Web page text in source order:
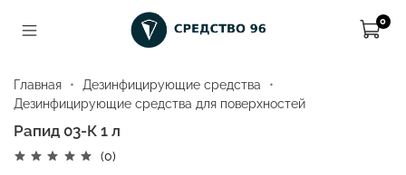
0
Главная
Дезинфицирующие средства
Дезинфицирующие средства для поверхностей
Рапид 03-К 1 л
(0)